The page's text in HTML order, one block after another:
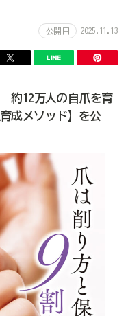
公開日 2025.11.13
約12万人の自爪を育
成メソッド】を公